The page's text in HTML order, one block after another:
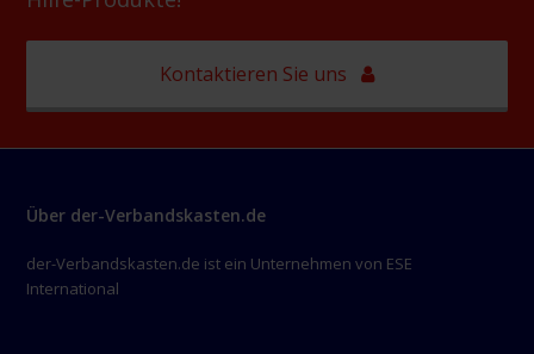
Kontaktieren Sie uns
Über der-Verbandskasten.de
der-Verbandskasten.de ist ein Unternehmen von ESE
International